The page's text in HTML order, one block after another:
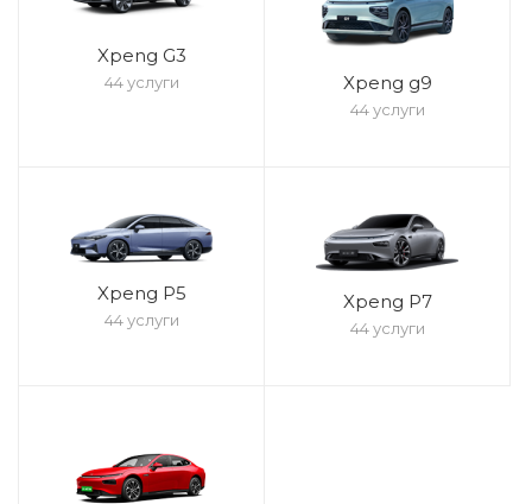
Xpeng G3
44 услуги Xpeng g9
44 услуги
Xpeng P5
44 услуги
Xpeng P7
44 услуги